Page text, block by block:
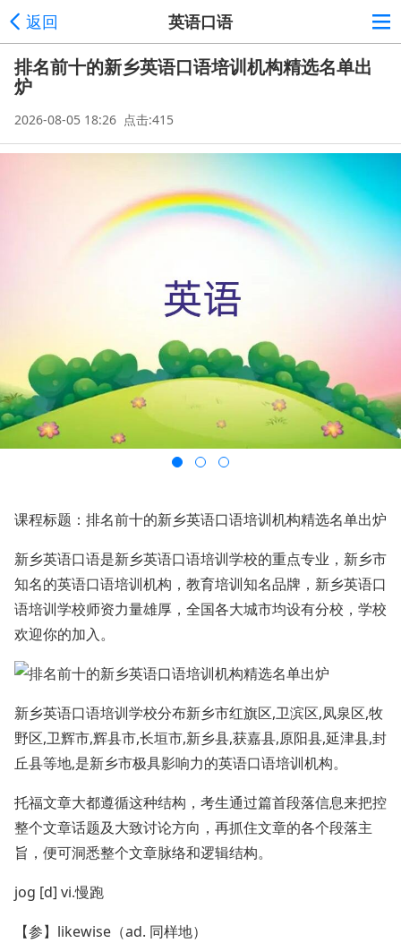
返回 英语口语
排名前十的新乡英语口语培训机构精选名单出
炉
2026-08-05 18:26 点击:415
课程标题：排名前十的新乡英语口语培训机构精选名单出炉
新乡英语口语是新乡英语口语培训学校的重点专业，新乡市
知名的英语口语培训机构，教育培训知名品牌，新乡英语口
语培训学校师资力量雄厚，全国各大城市均设有分校，学校
欢迎你的加入。
新乡英语口语培训学校分布新乡市红旗区,卫滨区,凤泉区,牧
野区,卫辉市,辉县市,长垣市,新乡县,获嘉县,原阳县,延津县,封
丘县等地,是新乡市极具影响力的英语口语培训机构。
托福文章大都遵循这种结构，考生通过篇首段落信息来把控
整个文章话题及大致讨论方向，再抓住文章的各个段落主
旨，便可洞悉整个文章脉络和逻辑结构。
jog [d] vi.慢跑
【参】likewise（ad. 同样地）